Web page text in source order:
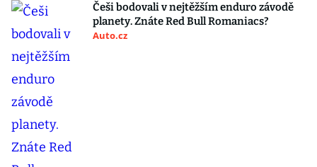
Češi bodovali v nejtěžším enduro závodě
planety. Znáte Red Bull Romaniacs?
Auto.cz